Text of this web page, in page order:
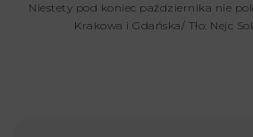
Niestety pod koniec października nie
Krakowa i Gdańska/ Tło: Nejc